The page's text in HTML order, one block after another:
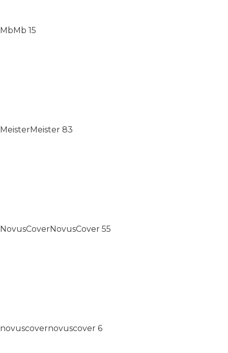
Mb Mb 15
MeisterMeister 83
NovusCoverNovusCover 55
novuscovernovuscover 6